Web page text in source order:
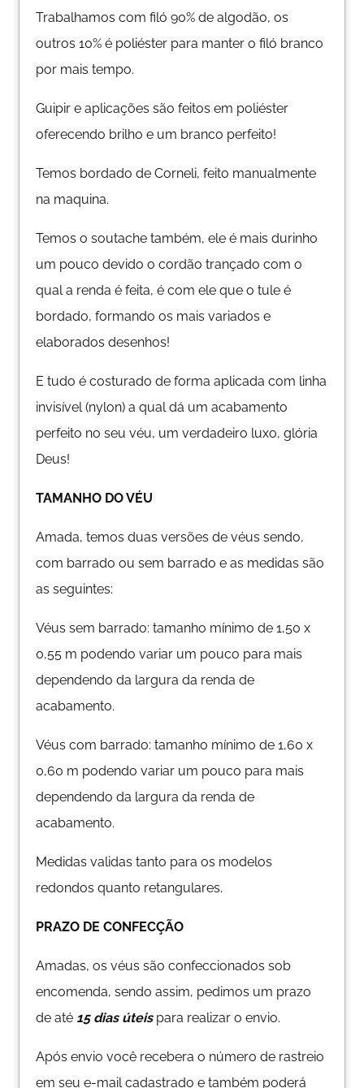
Trabalhamos com filó 90% de algodão, os
outros 10% é poliéster para manter o filó branco
por mais tempo.
Guipir e aplicações são feitos em poliéster
oferecendo brilho e um branco perfeito!
Temos bordado de Corneli, feito manualmente
na maquina.
Temos o soutache também, ele é mais durinho
um pouco devido o cordão trançado com o
qual a renda é feita, é com ele que o tule é
bordado, formando os mais variados e
elaborados desenhos!
E tudo é costurado de forma aplicada com linha
invisível (nylon) a qual dá um acabamento
perfeito no seu véu, um verdadeiro luxo, glória
Deus!
TAMANHO DO VÉU
Amada, temos duas versões de véus sendo,
com barrado ou sem barrado e as medidas são
as seguintes:
Véus sem barrado: tamanho mínimo de 1,50 x
0,55 m podendo variar um pouco para mais
dependendo da largura da renda de
acabamento.
Véus com barrado: tamanho mínimo de 1,60 x
0,60 m podendo variar um pouco para mais
dependendo da largura da renda de
acabamento.
Medidas validas tanto para os modelos
redondos quanto retangulares.
PRAZO DE CONFECÇÃO
Amadas, os véus são confeccionados sob
encomenda, sendo assim, pedimos um prazo
de até 15 dias úteispara realizar o envio.
Após envio você recebera o número de rastreio
em seu e-mail cadastrado e também poderá